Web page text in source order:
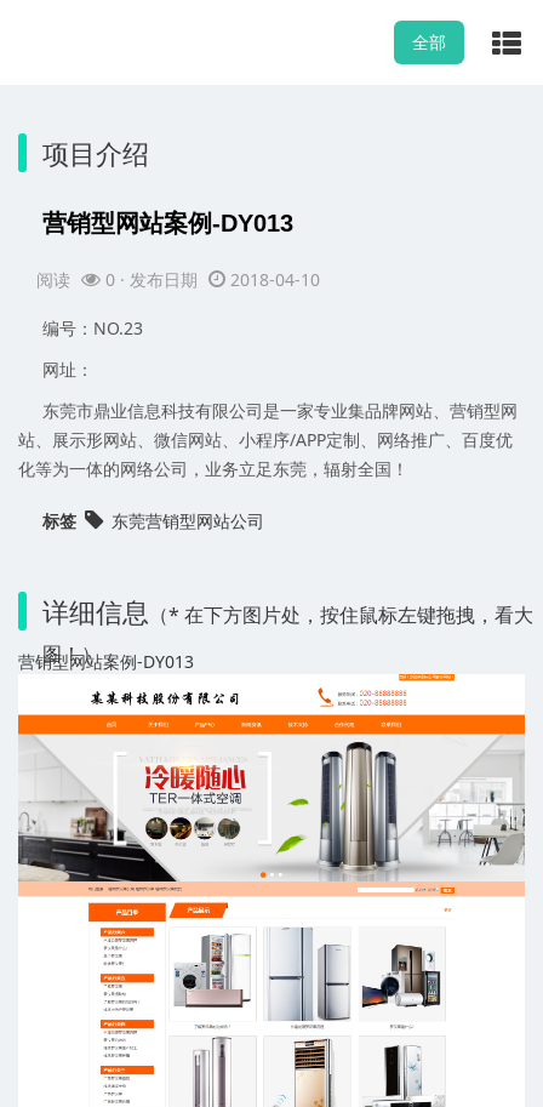
全部
项目介绍
营销型网站案例-DY013
阅读 0 · 发布日期 2018-04-10
编号：NO.23
网址：
东莞市鼎业信息科技有限公司是一家专业集品牌网站、营销型网
站、展示形网站、微信网站、小程序/APP定制、网络推广、百度优
化等为一体的网络公司，业务立足东莞，辐射全国！
标签 东莞营销型网站公司
详细信息 （* 在下方图片处，按住鼠标左键拖拽，看大
图！）
营销型网站案例-DY013